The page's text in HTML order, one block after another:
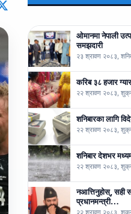
ओमानमा नेपाली
समझदारी
२३ श्रावण २०८३,
करिब ३८ हजार
२२ श्रावण २०८३,
शनिबारका लागि
२२ श्रावण २०८३,
शनिबार देशभर
२२ श्रावण २०८३,
नआत्तिनुहोस्,
प्रधानमन्त्री…
२२ श्रावण २०८३,